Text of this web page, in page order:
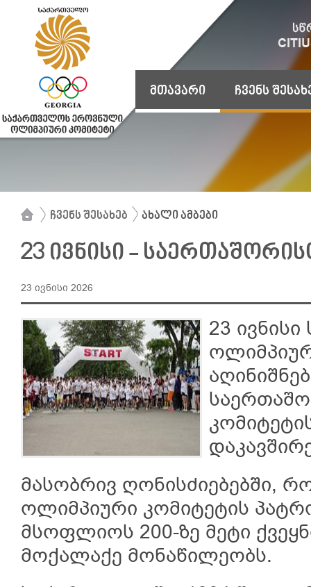
მთავარი ჩვენს
ჩვენს შესახებ ახალი ამბები
23 ივნისი -
23 ივნისი 2026
23
მასობრივ ღონისძიებებში,
ოლიმპიური კომიტეტის
მსოფლიოს 200-ზე მეტი
მოქალაქე მონაწილეობს.